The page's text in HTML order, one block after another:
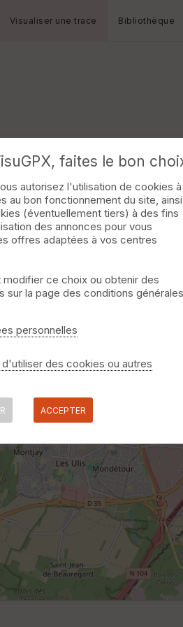
Visualiser une trace Bibliothèque
faites le bon
autorisez l'utilisation de cookies à
au bon fonctionnement du site, ainsi
(éventuellement tiers) à des fins
des annonces pour vous
offres adaptées à vos centres
ce choix ou obtenir des
sur la page des conditions générales
personnelles
des cookies ou autres
ACCEPTER